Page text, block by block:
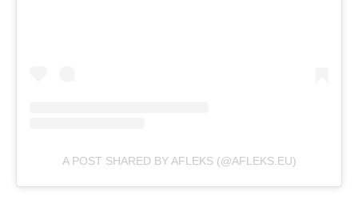
A POST SHARED BY AFLEKS (@AFLEKS.EU)